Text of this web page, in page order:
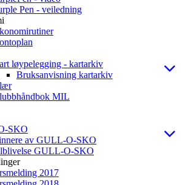
Pen - veiledning
løypelegging - kartarkiv
Bruksanvisning kartarkiv
MIL
SKO
av GULL-O-SKO
GULL-O-SKO
2017